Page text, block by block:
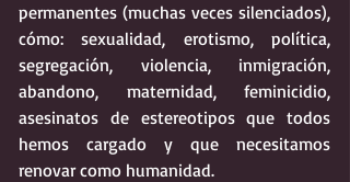
permanentes (muchas veces silenciados),
cómo: sexualidad, erotismo, política,
segregación, violencia, inmigración,
abandono, maternidad, feminicidio,
asesinatos de estereotipos que todos
hemos cargado y que necesitamos
renovar como humanidad.